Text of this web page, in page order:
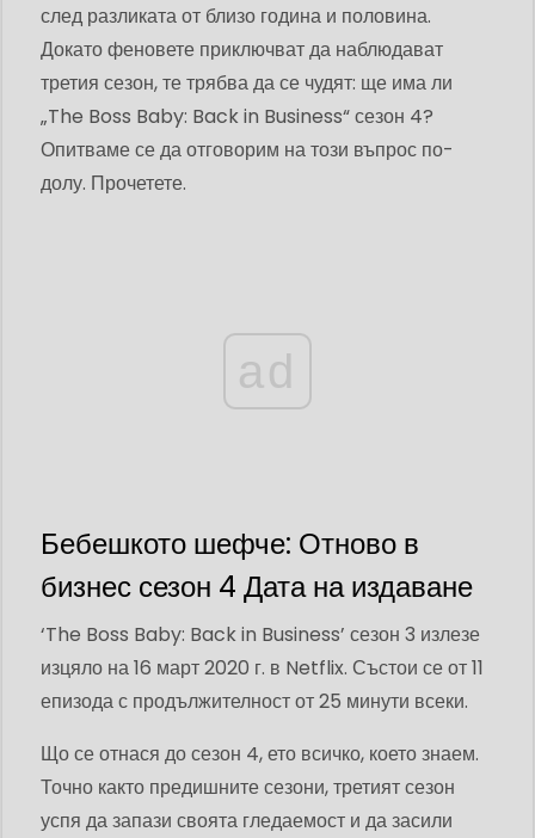
след разликата от близо година и половина.
Докато феновете приключват да наблюдават
третия сезон, те трябва да се чудят: ще има ли
„The Boss Baby: Back in Business“ сезон 4?
Опитваме се да отговорим на този въпрос по-
долу. Прочетете.
ad
Бебешкото шефче: Отново в
бизнес сезон 4 Дата на издаване
‘The Boss Baby: Back in Business’ сезон 3 излезе
изцяло на 16 март 2020 г. в Netflix. Състои се от 11
епизода с продължителност от 25 минути всеки.
Що се отнася до сезон 4, ето всичко, което знаем.
Точно както предишните сезони, третият сезон
успя да запази своята гледаемост и да засили